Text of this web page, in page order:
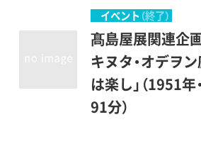
イベント （終了）
髙島屋展関連
キヌタ・オデヲ
は楽し」（1951年
91分）